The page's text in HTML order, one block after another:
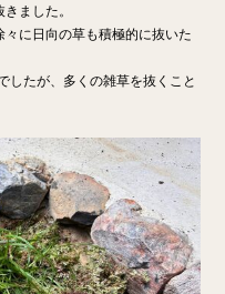
ました。
に日向の草も積極的に抜いた
したが、多くの雑草を抜くこと